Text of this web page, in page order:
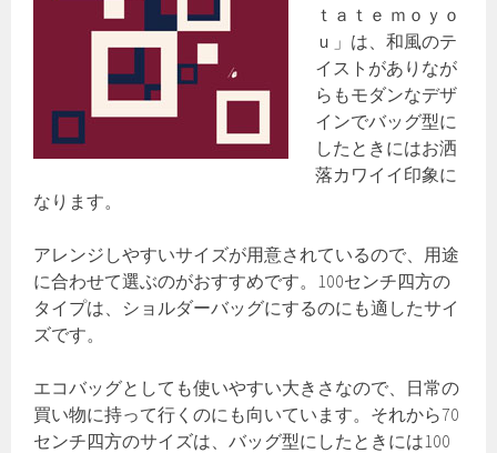
ｔａｔｅ ｍｏｙｏ
ｕ」は、和風のテ
イストがありなが
らもモダンなデザ
インでバッグ型に
したときにはお洒
落カワイイ印象に
なります。
アレンジしやすいサイズが用意されているので、用途
に合わせて選ぶのがおすすめです。100センチ四方の
タイプは、ショルダーバッグにするのにも適したサイ
ズです。
エコバッグとしても使いやすい大きさなので、日常の
買い物に持って行くのにも向いています。それから70
センチ四方のサイズは、バッグ型にしたときには100